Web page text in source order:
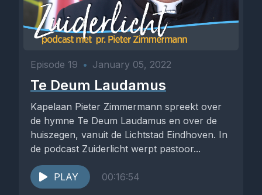
Episode 19 • January 05, 2022
Te Deum Laudamus
Kapelaan Pieter Zimmermann spreekt over
de hymne Te Deum Laudamus en over de
huiszegen, vanuit de Lichtstad Eindhoven. In
de podcast Zuiderlicht werpt pastoor...
PLAY 00:16:54